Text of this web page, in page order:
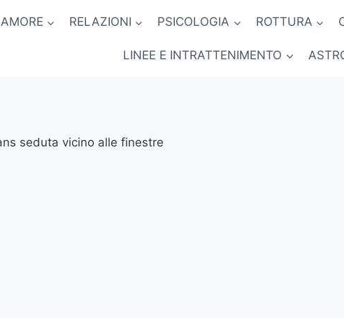
AMORE RELAZIONI PSICOLOGIA ROTTURA
LINEE E INTRATTENIMENTO